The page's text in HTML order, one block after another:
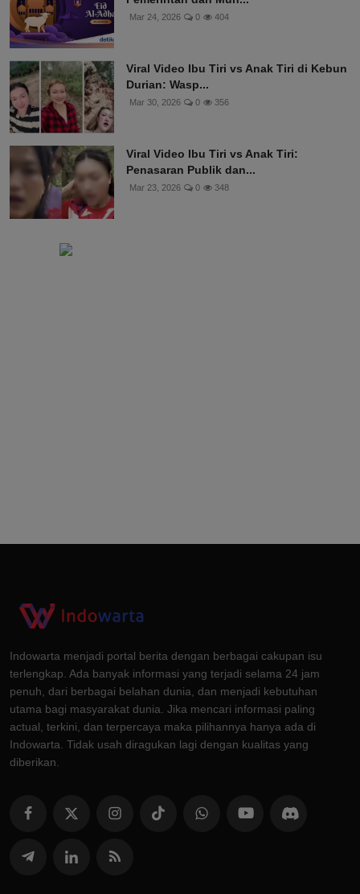
Mar 24, 2026 0 404
Viral Video Ibu Tiri vs Anak Tiri di Kebun
Durian: Wasp...
Mar 30, 2026 0 356
Viral Video Ibu Tiri vs Anak Tiri:
Penasaran Publik dan...
Mar 23, 2026 0 348
Indowarta menjadi portal berita dengan berbagai cakupan isu
terlengkap. Ada banyak informasi yang terjadi selama 24 jam
penuh, dari berbagai belahan dunia, dan menjadi kebutuhan
utama bagi masyarakat dunia. Jika mencari informasi paling
actual, terkini, dan terpercaya maka pilihannya hanya ada di
Indowarta. Tidak usah diragukan lagi dengan kualitas yang
diberikan.